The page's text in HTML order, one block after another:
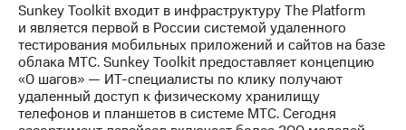
отчетность
Контакты
Новости
в
регионе
Sunkey Toolkit входит в инфраструктуру The Platform
и является первой в России системой удаленного
тестирования мобильных приложений и сайтов на базе
облака МТС. Sunkey Toolkit предоставляет концепцию
«0 шагов» — ИТ-специалисты по клику получают
удаленный доступ к физическому хранилищу
телефонов и планшетов в системе МТС. Сегодня